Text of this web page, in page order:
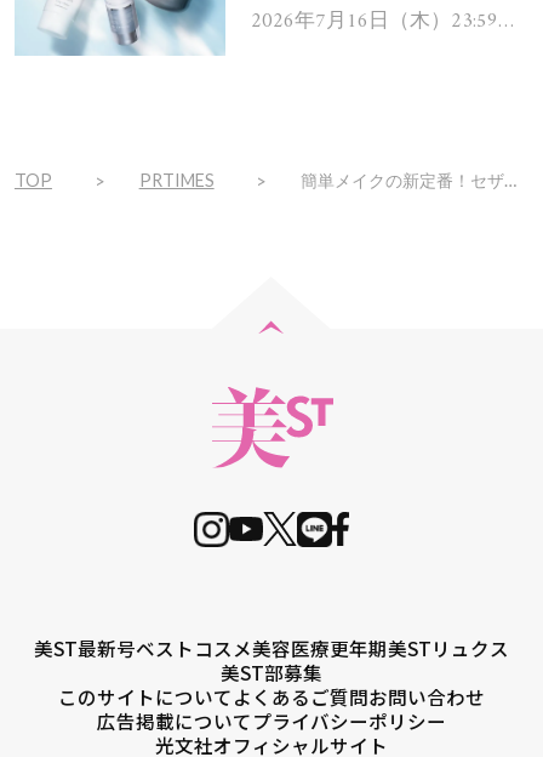
ムを13名様にプレゼン
2026年7月16日（木）23:59ま
TOP PRTIMES 簡単メイクの新定番！セザンヌからフェイスカラー＆アイシャドウが１つになった5色入りパレット「セザンヌ フェイスアイパレット」が2025年6月上旬に新発売！
美ST最新号ベストコスメ美容医療更年期美STリュクス
美ST部募集
このサイトについてよくあるご質問お問い合わせ
広告掲載についてプライバシーポリシー
光文社オフィシャルサイト